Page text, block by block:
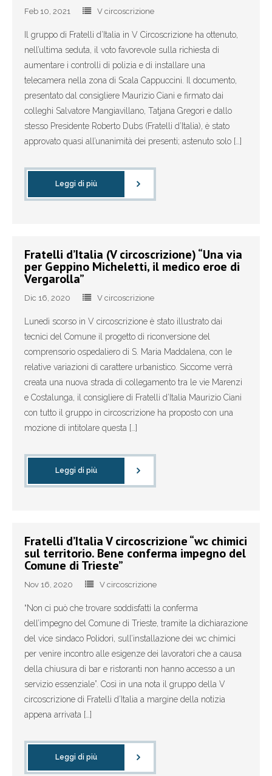
- Volantini
Sportello del cittadino
Contattaci
Feb 10, 2021 V circoscrizione
Il gruppo di Fratelli d’Italia in V Circoscrizione ha ottenuto,
nell’ultima seduta, il voto favorevole sulla richiesta di
aumentare i controlli di polizia e di installare una
telecamera nella zona di Scala Cappuccini. Il documento,
presentato dal consigliere Maurizio Ciani e firmato dai
colleghi Salvatore Mangiavillano, Tatjana Gregori e dallo
stesso Presidente Roberto Dubs (Fratelli d’Italia), è stato
approvato quasi all’unanimità dei presenti; astenuto solo […]
Leggi di più
Fratelli d’Italia (V circoscrizione) “Una via
per Geppino Micheletti, il medico eroe di
Vergarolla”
Dic 16, 2020 V circoscrizione
Lunedì scorso in V circoscrizione è stato illustrato dai
tecnici del Comune il progetto di riconversione del
comprensorio ospedaliero di S. Maria Maddalena, con le
relative variazioni di carattere urbanistico. Siccome verrà
creata una nuova strada di collegamento tra le vie Marenzi
e Costalunga, il consigliere di Fratelli d’Italia Maurizio Ciani
con tutto il gruppo in circoscrizione ha proposto con una
mozione di intitolare questa […]
Leggi di più
Fratelli d’Italia V circoscrizione “wc chimici
sul territorio. Bene conferma impegno del
Comune di Trieste”
Nov 16, 2020 V circoscrizione
“Non ci può che trovare soddisfatti la conferma
dell’impegno del Comune di Trieste, tramite la dichiarazione
del vice sindaco Polidori, sull’installazione dei wc chimici
per venire incontro alle esigenze dei lavoratori che a causa
della chiusura di bar e ristoranti non hanno accesso a un
servizio essenziale”. Così in una nota il gruppo della V
circoscrizione di Fratelli d’Italia a margine della notizia
appena arrivata […]
Leggi di più